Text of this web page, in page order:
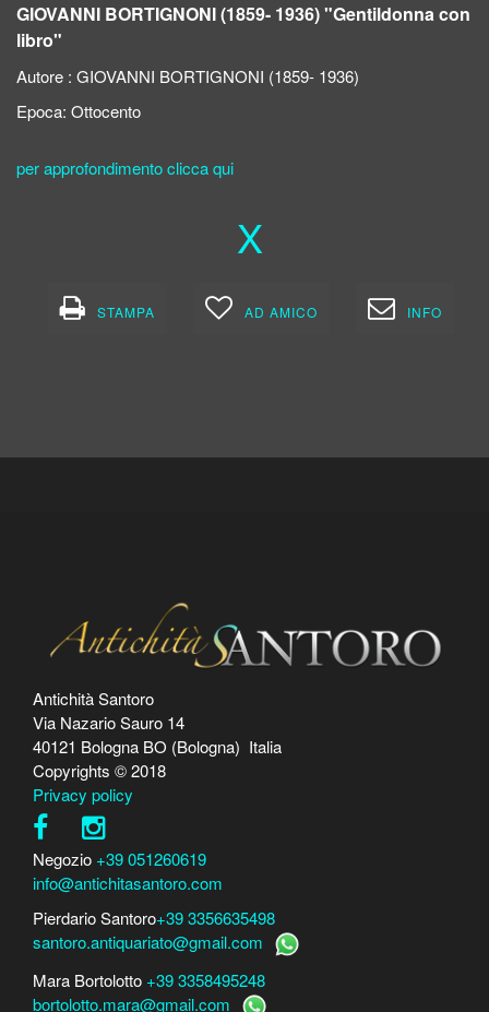
GIOVANNI BORTIGNONI (1859- 1936) "Gentildonna con
libro"
Autore : GIOVANNI BORTIGNONI (1859- 1936)
Epoca: Ottocento
per approfondimento clicca qui
X
STAMPA AD AMICO INFO
Antichità Santoro
Via Nazario Sauro 14
40121 Bologna BO (Bologna) Italia
Copyrights © 2018
Privacy policy
Negozio +39 051260619
info@antichitasantoro.com
Pierdario Santoro+39 3356635498
santoro.antiquariato@gmail.com
Mara Bortolotto +39 3358495248
bortolotto.mara@gmail.com